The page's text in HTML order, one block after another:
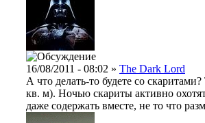
16/08/2011 - 08:02 » The Dark Lord
А что делать-то будете со
кв. м). Ночью скариты активно
даже содержать вместе, не то что